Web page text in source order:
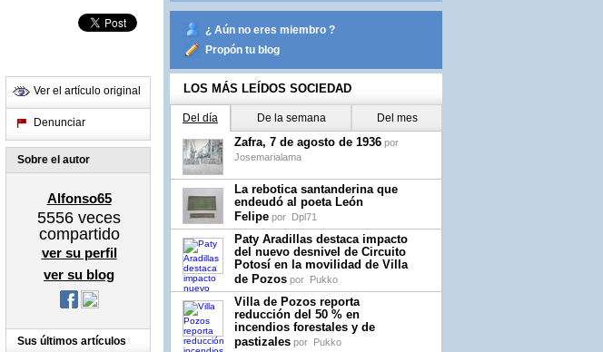
Ver el artículo original
Denunciar
Sobre el autor
Alfonso65
5556 veces
compartido
ver su perfil
ver su blog
Sus últimos artículos
¿ Aún no eres miembro ?
Propón tu blog
LOS MÁS LEÍDOS SOCIEDAD
Del día De la semana Del mes
Zafra, 7 de agosto de 1936 por
Josemarialama
La rebotica santanderina que
endeudó al poeta León
Felipe por Dpl71
Paty Aradillas destaca impacto
del nuevo desnivel de Circuito
Potosí en la movilidad de Villa
de Pozos por Pukko
Villa de Pozos reporta
reducción del 50 % en
incendios forestales y de
pastizales por Pukko